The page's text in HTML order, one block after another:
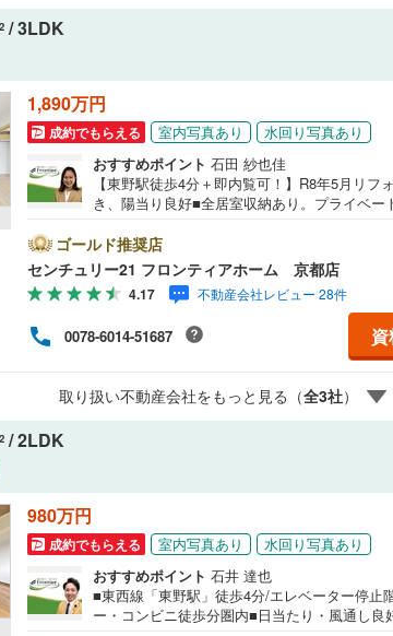
2 / 3LDK
1,890万円
成約でもらえる 室内写真あり
水回り写真あり
おすすめポイント 石田 紗也佳
【東野駅徒歩4分＋即内覧可！】R8年5月リフ
き、陽当り良好■全居室収納あり。プライベ
物便利・山階小学校まで徒歩約5分、お子様の
リフォーム内容・システムキッチン、お風呂、
新規交換、配管更新・全室クロス、床材張替
山階小学校まで徒歩約5分・安祥寺中学校まで
お金の扱い方のプロ、ファイナンシャルプラ
買い替えなどにも対応できる売却専門チーム
があるため、最も低金利になるように審査が
門家同士が連携をとっているため、より多くの
問合せください！
ゴールド推奨店
センチュリー21 フロンティアホーム 京都店
4.17 不動産会社レビュー 28件
0078-6014-51687
取り扱い不動産会社をもっと見る（全3社）
2 / 2LDK
980万円
成約でもらえる 室内写真あり
水回り写真あり
おすすめポイント 石井 達也
■東西線「東野駅」徒歩4分/エレベーター停止
ー・コンビニ徒歩分圏内■日当たり・風通し